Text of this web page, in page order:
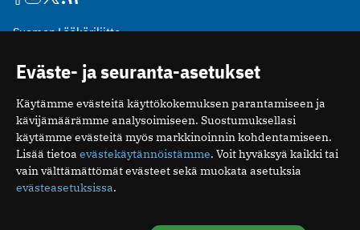
Suomen Lääkäriliitto
00510 Helsinki
puh. (09) 393 091
toimitus@potilaanlaakarilehti.fi
ISSN 2323-9476
Eväste- ja seuranta-asetukset
Käytämme evästeitä käyttökokemuksen parantamiseen ja
kävijämäärämme analysoimiseen. Suostumuksellasi
käytämme evästeitä myös markkinoinnin kohdentamiseen.
Lisää tietoa evästekäytännöistämme. Voit hyväksyä kaikki tai
vain välttämättömät evästeet sekä muokata asetuksia
evästeasetuksissa.